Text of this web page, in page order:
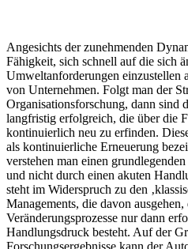
Angesichts der zunehmenden
Fähigkeit, sich schnell auf die sich
Umweltanforderungen einzustellen
von Unternehmen. Folgt man der
Organisationsforschung, dann sind
langfristig erfolgreich, die über die
kontinuierlich neu zu erfinden.
als kontinuierliche Erneuerung
verstehen man einen
und nicht durch einen akuten
steht im Widerspruch zu den
Managements, die davon
Veränderungsprozesse nur dann
Handlungsdruck besteht. Auf der
Forschungsergebnisse kann der